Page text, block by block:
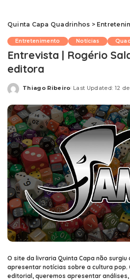
Quinta Capa Quadrinhos >
Entretenimento Notícias
Entrevista | Rogério
editora
Posted
Thiago Ribeiro Last Updated: 12
O site da livraria Quinta Capa não
apresentar notícias sobre a cultura pop.
editorial, queremos apresentar